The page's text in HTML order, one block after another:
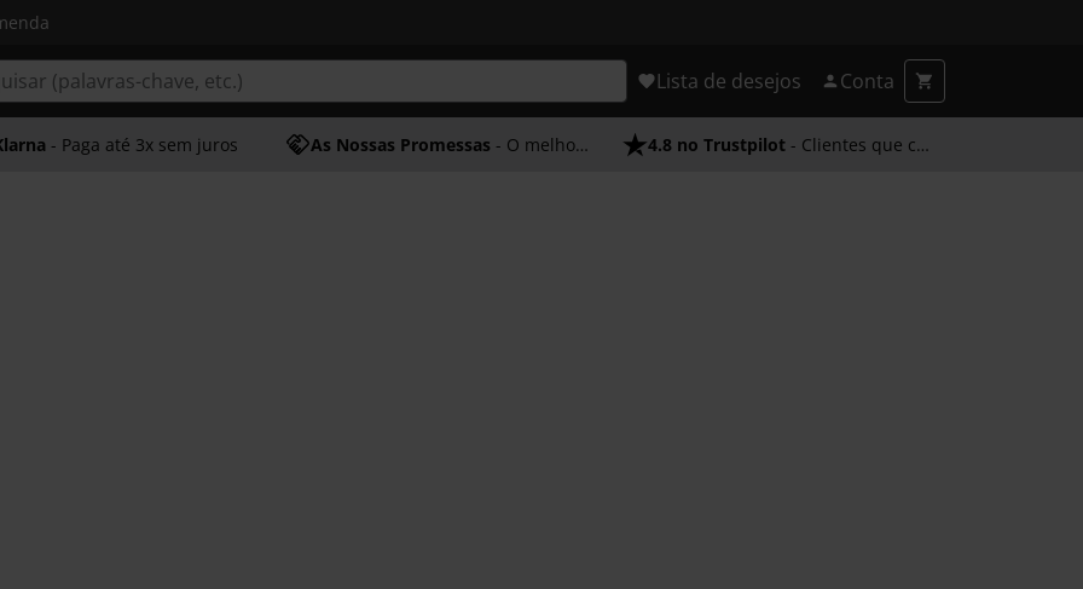
Lista de desejos Conta
- Paga até 3x sem juros As Nossas Promessas - O melhor atendimento 4.8 no Trustpilot - Clientes que confiam em nós